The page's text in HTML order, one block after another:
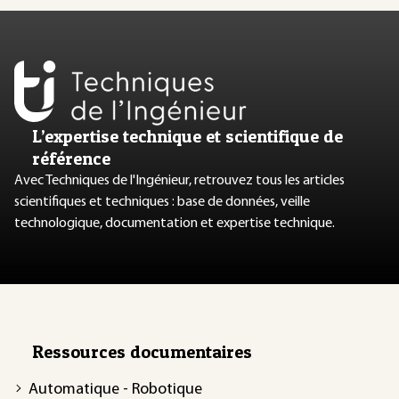
L’expertise technique et scientifique de
référence
Avec Techniques de l'Ingénieur, retrouvez tous les articles
scientifiques et techniques : base de données, veille
technologique, documentation et expertise technique.
Ressources documentaires
Automatique - Robotique